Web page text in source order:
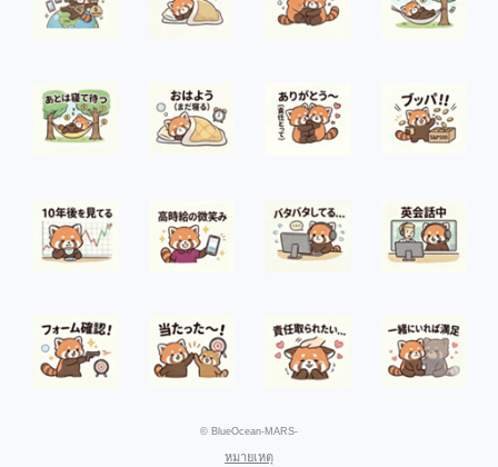
© BlueOcean-MARS-
หมายเหตุ